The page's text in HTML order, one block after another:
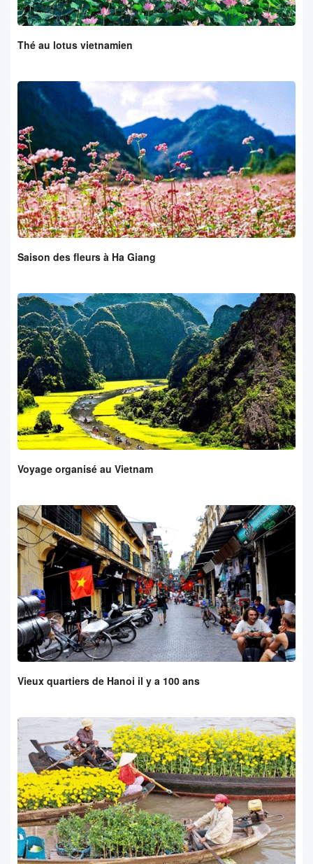
Thé au lotus vietnamien
Saison des fleurs à Ha Giang
Voyage organisé au Vietnam
Vieux quartiers de Hanoi il y a 100 ans